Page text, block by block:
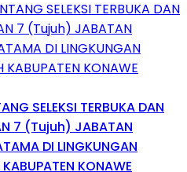
SELEKSI TERBUKA DAN
7 (Tujuh) JABATAN
DI LINGKUNGAN
KONAWE